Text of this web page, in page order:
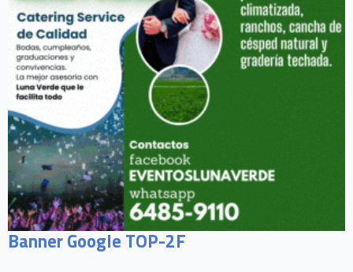
Banner Google TOP-2F